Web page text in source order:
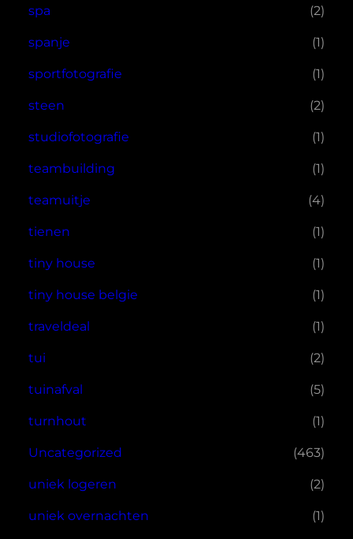
spa (2)
spanje (1)
sportfotografie (1)
steen (2)
studiofotografie (1)
teambuilding (1)
teamuitje (4)
tienen (1)
tiny house (1)
tiny house belgie (1)
traveldeal (1)
tui (2)
tuinafval (5)
turnhout (1)
Uncategorized (463)
uniek logeren (2)
uniek overnachten (1)